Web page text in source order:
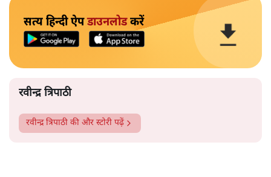
सत्य हिन्दी ऐपडाउनलोडकरें
रवीन्द्र त्रिपाठी
रवीन्द्र त्रिपाठी की और स्टोरी पढ़ें